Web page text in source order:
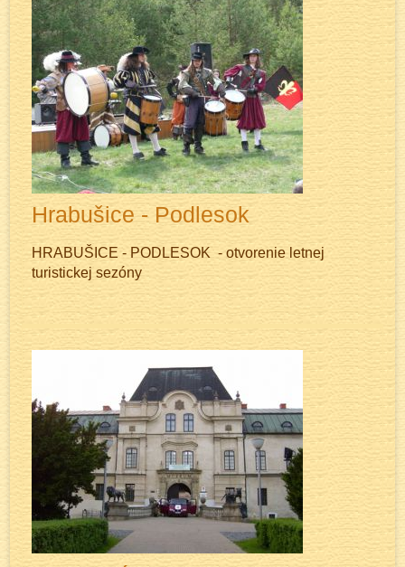
Hrabušice - Podlesok
HRABUŠICE - PODLESOK - otvorenie letnej
turistickej sezóny